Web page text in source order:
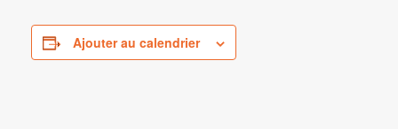
Ajouter au calendrier